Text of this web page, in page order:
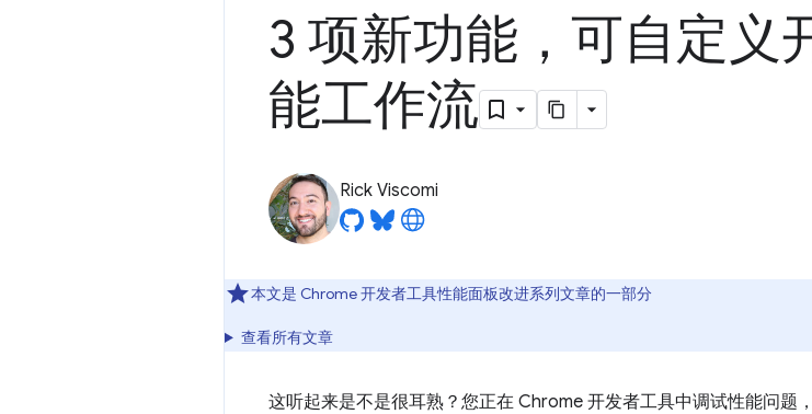
3 项新功能，可自定义
能工作流
Rick Viscomi
本文是 Chrome 开发者工具性能面板改进系列文章的一部分
查看所有文章
这听起来是不是很耳熟？您正在 Chrome 开发者工具中调试性能问题